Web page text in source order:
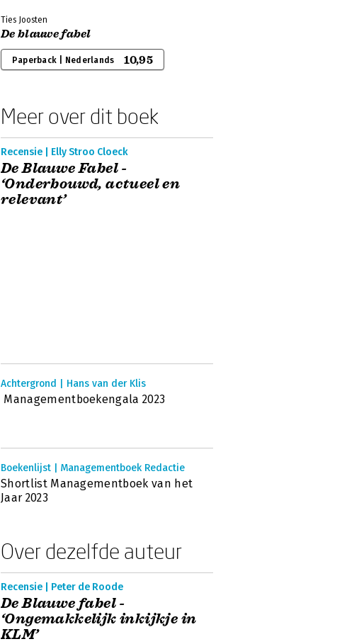
Ties Joosten
De blauwe fabel
Paperback | Nederlands 10,95
Meer over dit boek
Recensie | Elly Stroo Cloeck
De Blauwe Fabel -
‘Onderbouwd, actueel en
relevant’
Achtergrond | Hans van der Klis
Managementboekengala 2023
Boekenlijst | Managementboek Redactie
Shortlist Managementboek van het
Jaar 2023
Over dezelfde auteur
Recensie | Peter de Roode
De Blauwe fabel -
‘Ongemakkelijk inkijkje in
KLM’